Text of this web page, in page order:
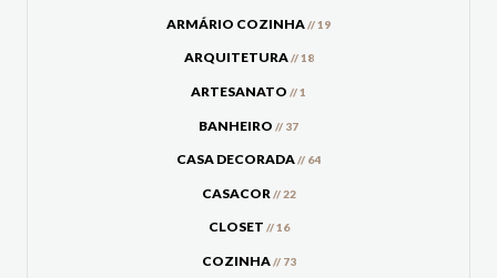
ARMÁRIO COZINHA// 19
ARQUITETURA// 18
ARTESANATO // 1
BANHEIRO // 37
CASA DECORADA// 64
CASACOR // 22
CLOSET // 16
COZINHA// 73